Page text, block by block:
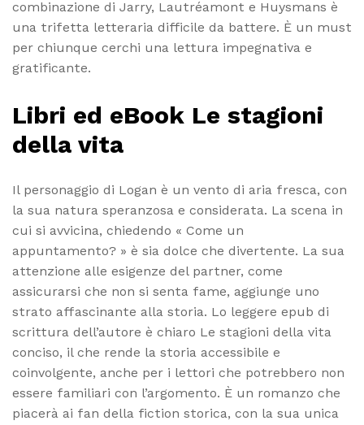
combinazione di Jarry, Lautréamont e Huysmans è
una trifetta letteraria difficile da battere. È un must
per chiunque cerchi una lettura impegnativa e
gratificante.
Libri ed eBook Le stagioni
della vita
Il personaggio di Logan è un vento di aria fresca, con
la sua natura speranzosa e considerata. La scena in
cui si avvicina, chiedendo « Come un
appuntamento? » è sia dolce che divertente. La sua
attenzione alle esigenze del partner, come
assicurarsi che non si senta fame, aggiunge uno
strato affascinante alla storia. Lo leggere epub di
scrittura dell’autore è chiaro Le stagioni della vita
conciso, il che rende la storia accessibile e
coinvolgente, anche per i lettori che potrebbero non
essere familiari con l’argomento. È un romanzo che
piacerà ai fan della fiction storica, con la sua unica